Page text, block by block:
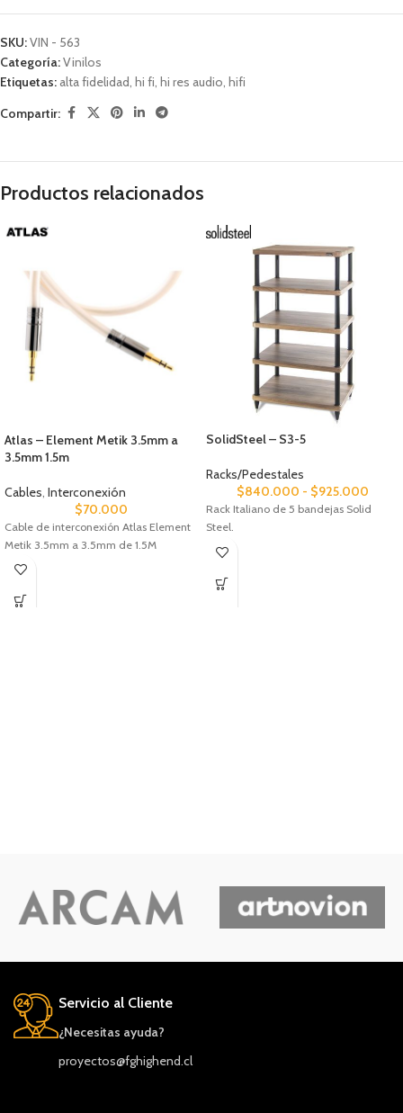
SKU:VIN - 563
Categoría:Vinilos
Etiquetas: alta fidelidad, hi fi, hi res audio, hifi
Compartir:
Productos relacionados
Atlas – Element Metik 3.5mm a
3.5mm 1.5m
Cables, Interconexión
$70.000
Cable de interconexión Atlas Element
Metik 3.5mm a 3.5mm de 1.5M
SolidSteel – S3-5
Racks/Pedestales
$840.000 - $925.000
Rack Italiano de 5 bandejas Solid
Steel.
Servicio al Cliente
¿Necesitas ayuda?
proyectos@fghighend.cl